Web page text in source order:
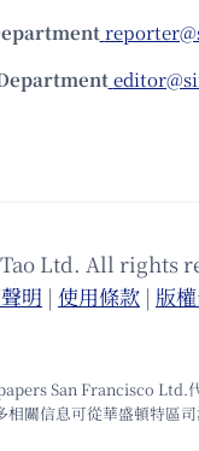
Ltd. All rights
明 | 使⽤條款 | 版
San Francisco Ltd.
相關信息可從華盛頓特區司